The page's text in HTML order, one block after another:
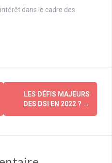
intérêt dans le cadre des
LES DÉFIS MAJEURS
DES DSI EN 2022 ? →